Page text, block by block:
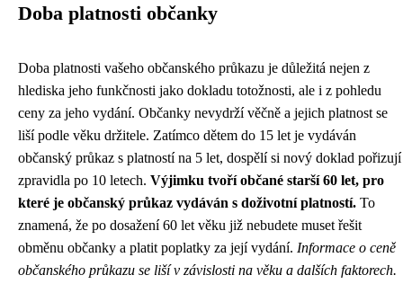
Doba platnosti občanky
Doba platnosti vašeho občanského průkazu je důležitá nejen z
hlediska jeho funkčnosti jako dokladu totožnosti, ale i z pohledu
ceny za jeho vydání. Občanky nevydrží věčně a jejich platnost se
liší podle věku držitele. Zatímco dětem do 15 let je vydáván
občanský průkaz s platností na 5 let, dospělí si nový doklad pořizují
zpravidla po 10 letech. Výjimku tvoří občané starší 60 let, pro
které je občanský průkaz vydáván s doživotní platností. To
znamená, že po dosažení 60 let věku již nebudete muset řešit
obměnu občanky a platit poplatky za její vydání. Informace o ceně
občanského průkazu se liší v závislosti na věku a dalších faktorech.